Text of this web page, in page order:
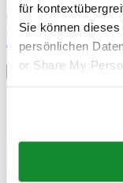
für
Sie können
persönlichen
or Share My
Abonnieren Sie
Information
Anmelden
Land/Region auswählen
Sprachumschalter
China